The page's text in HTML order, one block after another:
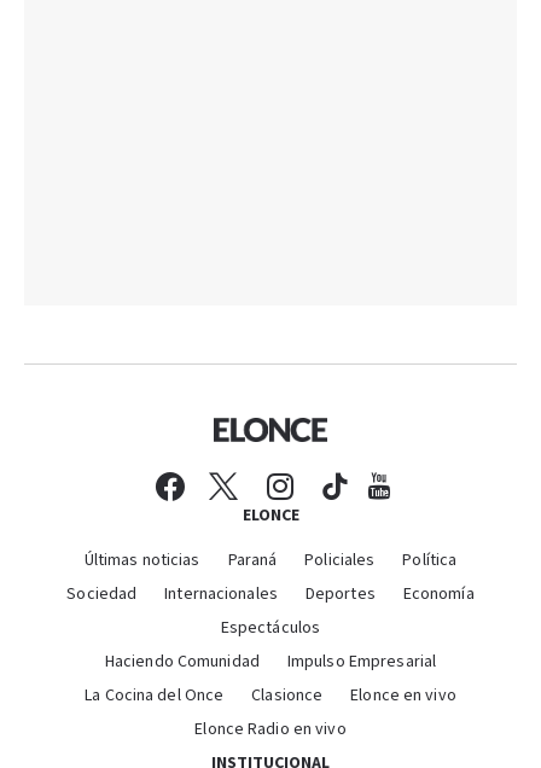
ELONCE
Últimas noticias Paraná Policiales
Política
Sociedad
Internacionales Deportes
Economía
Espectáculos
Haciendo Comunidad
Impulso Empresarial
La Cocina del Once
Clasionce
Elonce en vivo
Elonce Radio en vivo
INSTITUCIONAL